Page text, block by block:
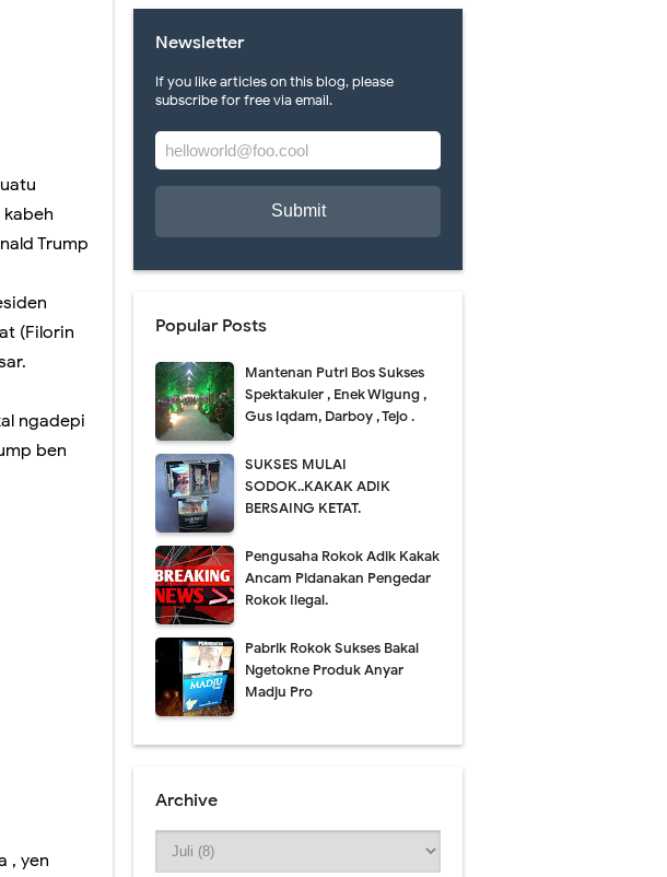
BGN.
skill menjadi sebuah karya di FLS 2 N Pacitan.
tayang.
Pondok Tremas.
kemis.
Darboy , Tejo .
Trump
(Filorin
ngadepi
ben
, yen
Newsletter
If you like articles on this blog, please
subscribe for free via email.
Popular Posts
Mantenan Putri Bos Sukses
Spektakuler , Enek Wigung ,
Gus Iqdam, Darboy , Tejo .
SUKSES MULAI
SODOK..KAKAK ADIK
BERSAING KETAT.
Pengusaha Rokok Adik Kakak
Ancam Pidanakan Pengedar
Rokok Ilegal.
Pabrik Rokok Sukses Bakal
Ngetokne Produk Anyar
Madju Pro
Archive